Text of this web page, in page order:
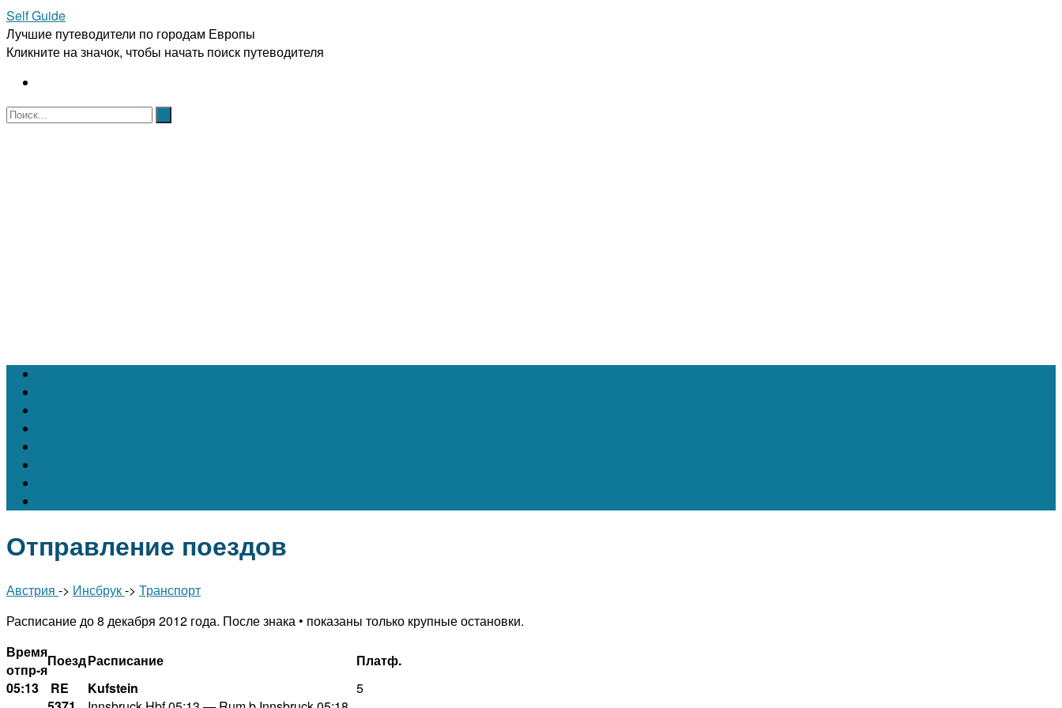
Self Guide
Лучшие путеводители по городам Европы
Кликните на значок, чтобы начать поиск путеводителя
Отправление поездов
Австрия -> Инсбрук-> Транспорт
Расписание до 8 декабря 2012 года. После знака • показаны только крупные остановки.
Время
отпр-я
ПоездРасписание
Платф.
05:13
RE
Kufstein
5